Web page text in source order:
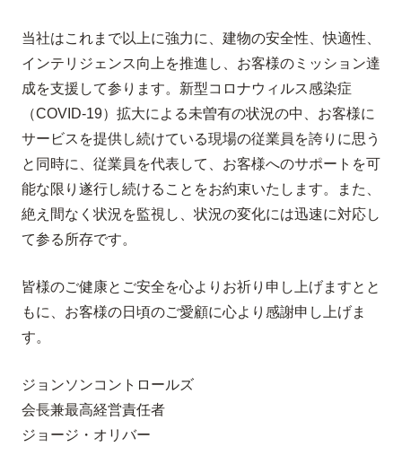
当社はこれまで以上に強力に、建物の安全性、快適性、
インテリジェンス向上を推進し、お客様のミッション達
成を支援して参ります。新型コロナウィルス感染症
（COVID-19）拡大による未曽有の状況の中、お客様に
サービスを提供し続けている現場の従業員を誇りに思う
と同時に、従業員を代表して、お客様へのサポートを可
能な限り遂行し続けることをお約束いたします。また、
絶え間なく状況を監視し、状況の変化には迅速に対応し
て参る所存です。
皆様のご健康とご安全を心よりお祈り申し上げますとと
もに、お客様の日頃のご愛顧に心より感謝申し上げま
す。
ジョンソンコントロールズ
会長兼最高経営責任者
ジョージ・オリバー